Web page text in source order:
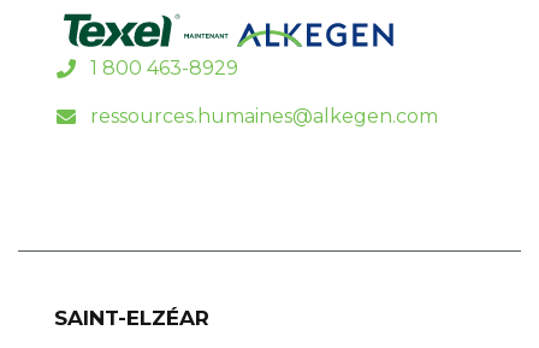
1 800 463-8929
ressources.humaines@alkegen.com
SAINT-ELZÉAR